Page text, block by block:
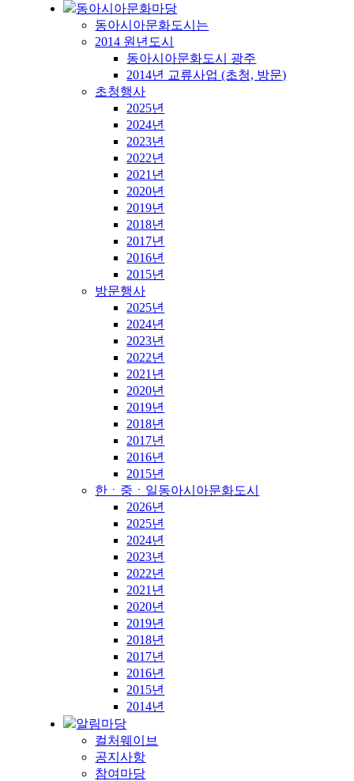
동아시아문화마당
동아시아문화도시는
2014 원년도시
동아시아문화도시 광주
2014년 교류사업 (초청, 방문)
초청행사
2025년
2024년
2023년
2022년
2021년
2020년
2019년
2018년
2017년
2016년
2015년
방문행사
2025년
2024년
2023년
2022년
2021년
2020년
2019년
2018년
2017년
2016년
2015년
한ㆍ중ㆍ일동아시아문화도시
2026년
2025년
2024년
2023년
2022년
2021년
2020년
2019년
2018년
2017년
2016년
2015년
2014년
알림마당
컬처웨이브
공지사항
참여마당